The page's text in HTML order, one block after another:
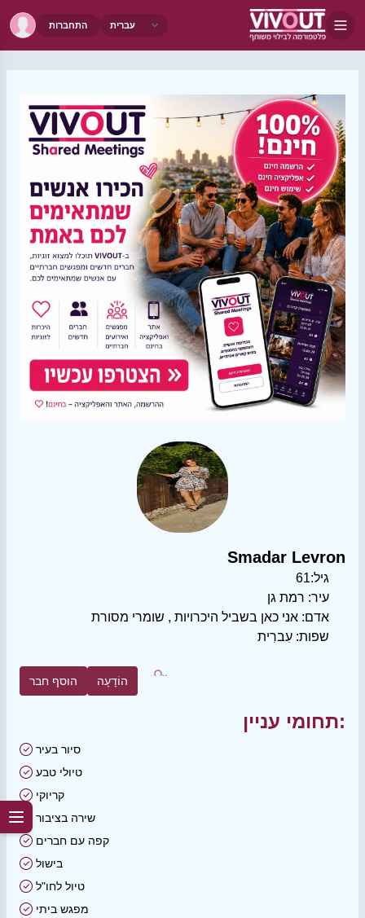
התחברות
Smadar Levron
גיל:61
עיר: רמת גן
אדם: אני כאן בשביל היכרויות , שומרי מסורת
שפות: עִברִית
הוסף חבר הוֹדָעָה
תחומי עניין:
סיור בעיר
טיולי טבע
קריוקי
שירה בציבור
קפה עם חברים
בישול
טיול לחו"ל
מפגש ביתי